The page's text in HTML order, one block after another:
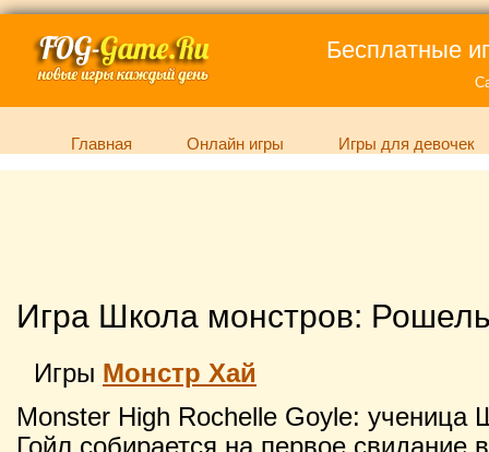
Бесплатные
Главная Онлайн игры Игры для девочек
Игра Школа монстров:
Игры Монстр Хай
Monster High Rochelle Goyle:
Гойл собирается на первое свидание